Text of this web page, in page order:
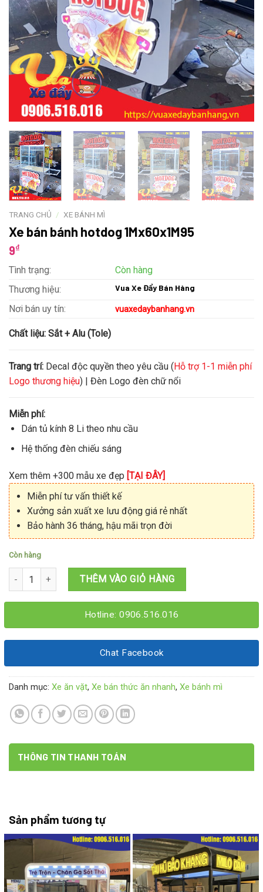
TRANG CHỦ / XE BÁNH MÌ
Xe bán bánh hotdog 1Mx60x1M95
9₫
Tình trạng:
Còn hàng
Thương hiệu:
Vua Xe Đẩy Bán Hàng
Nơi bán uy tín: vuaxedaybanhang.vn
Chất liệu: Sắt + Alu (Tole)
Trang trí: Decal độc quyền theo yêu cầu (Hỗ trợ 1-1 miễn phí
Logo thương hiệu) | Đèn Logo đèn chữ nổi
Miễn phí:
Dán tủ kính 8 Li theo nhu cầu
Hệ thống đèn chiếu sáng
Xem thêm +300 mẫu xe đẹp [TẠI ĐÂY]
Miễn phí tư vấn thiết kế
Xưởng sản xuất xe lưu động giá rẻ nhất
Bảo hành 36 tháng, hậu mãi trọn đời
Còn hàng
Xe bán bánh hotdog 1Mx60x1M95 số lượng
THÊM VÀO GIỎ HÀNG
Hotline: 0906.516.016
Chat Facebook
Danh mục: Xe ăn vặt, Xe bán thức ăn nhanh, Xe bánh mì
THÔNG TIN THANH TOÁN
Sản phẩm tương tự